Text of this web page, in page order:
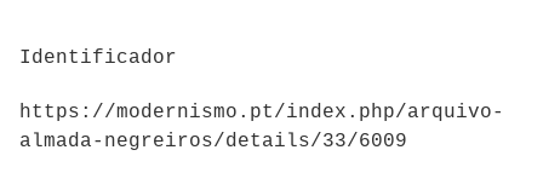
Identificador
https://modernismo.pt/index.php/arquivo-
almada-negreiros/details/33/6009